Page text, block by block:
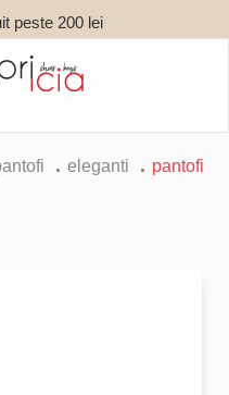
peste 200 lei
eleganti
pantofi